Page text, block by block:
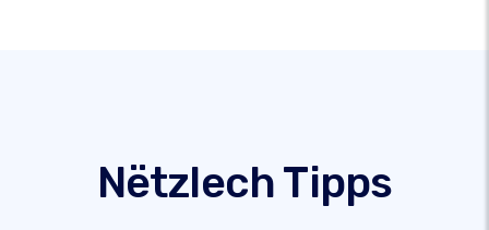
Nëtzlech Tipps